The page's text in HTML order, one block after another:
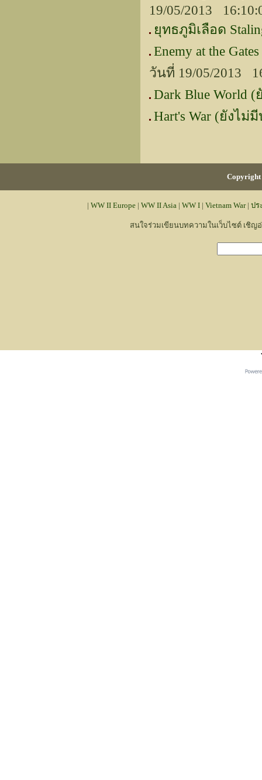
19/05/2013
ยุทธภูมิเลือด
Enemy at the
วันที่ 19/05/2013
Dark Blue World
Hart's War (ยังไ
Copyright
|WW II Europe |WW II Asia |WW I |Vietnam War|ปร
สนใจร่วมเขียนบทความในเว็บไซต์ เชิญ